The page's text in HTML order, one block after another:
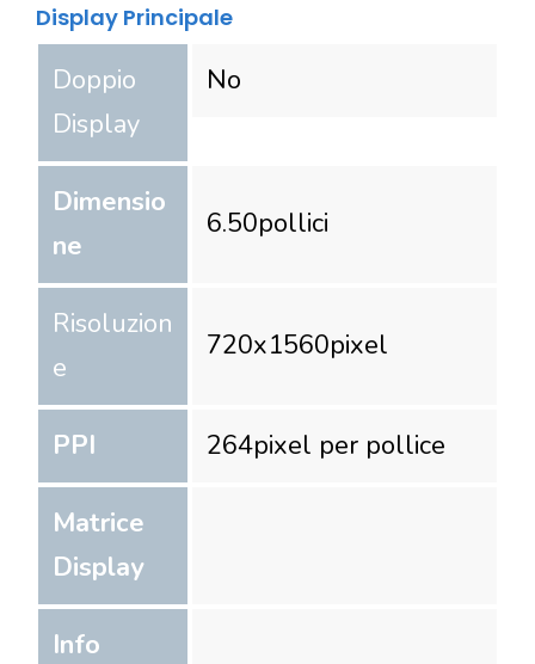
Display Principale
Doppio
Display
No
Dimensio
ne
6.50pollici
Risoluzion
e
720x1560pixel
PPI 264pixel per pollice
Matrice
Display
Info